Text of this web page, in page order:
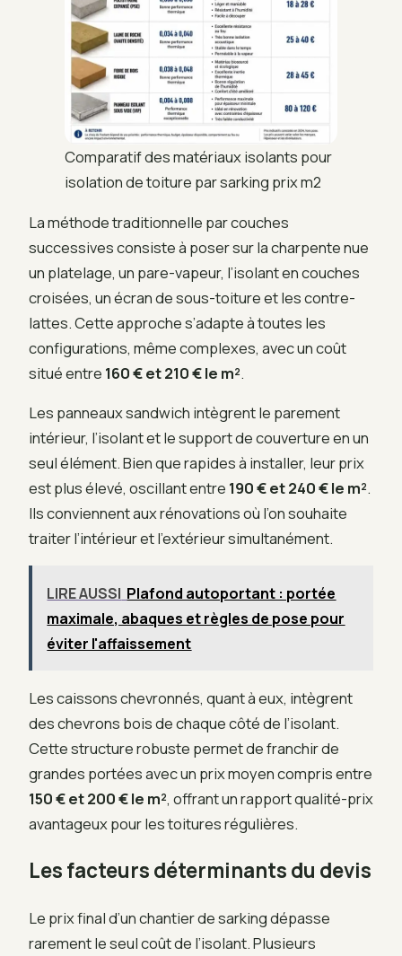
Comparatif des matériaux isolants pour
isolation de toiture par sarking prix m2
La méthode traditionnelle par couches
successives consiste à poser sur la charpente nue
un platelage, un pare-vapeur, l’isolant en couches
croisées, un écran de sous-toiture et les contre-
lattes. Cette approche s’adapte à toutes les
configurations, même complexes, avec un coût
situé entre 160 € et 210 € le m².
Les panneaux sandwich intègrent le parement
intérieur, l’isolant et le support de couverture en un
seul élément. Bien que rapides à installer, leur prix
est plus élevé, oscillant entre 190 € et 240 € le m².
Ils conviennent aux rénovations où l’on souhaite
traiter l’intérieur et l’extérieur simultanément.
LIRE AUSSI Plafond autoportant : portée
maximale, abaques et règles de pose pour
éviter l'affaissement
Les caissons chevronnés, quant à eux, intègrent
des chevrons bois de chaque côté de l’isolant.
Cette structure robuste permet de franchir de
grandes portées avec un prix moyen compris entre
150 € et 200 € le m², offrant un rapport qualité-prix
avantageux pour les toitures régulières.
Les facteurs déterminants du devis
Le prix final d’un chantier de sarking dépasse
rarement le seul coût de l’isolant. Plusieurs